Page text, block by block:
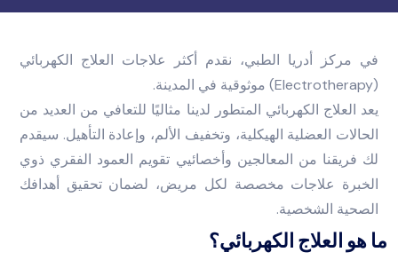
في مركز أدريا الطبي، نقدم أكثر علاجات العلاج الكهربائي
(Electrotherapy) موثوقية في المدينة.
يعد العلاج الكهربائي المتطور لدينا مثاليًا للتعافي من العديد من
الحالات العضلية الهيكلية، وتخفيف الألم، وإعادة التأهيل. سيقدم
لك فريقنا من المعالجين وأخصائيي تقويم العمود الفقري ذوي
الخبرة علاجات مخصصة لكل مريض، لضمان تحقيق أهدافك
الصحية الشخصية.
ما هو العلاج الكهربائي؟